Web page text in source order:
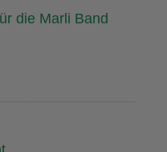
die Marli Band